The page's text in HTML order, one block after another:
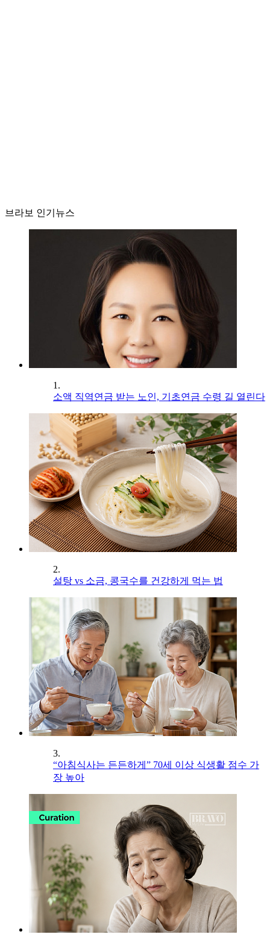
브라보 인기뉴스
1.
소액 직역연금 받는 노인, 기초연금 수령 길 열린다
2.
설탕 vs 소금, 콩국수를 건강하게 먹는 법
3.
“아침식사는 든든하게” 70세 이상 식생활 점수 가
장 높아